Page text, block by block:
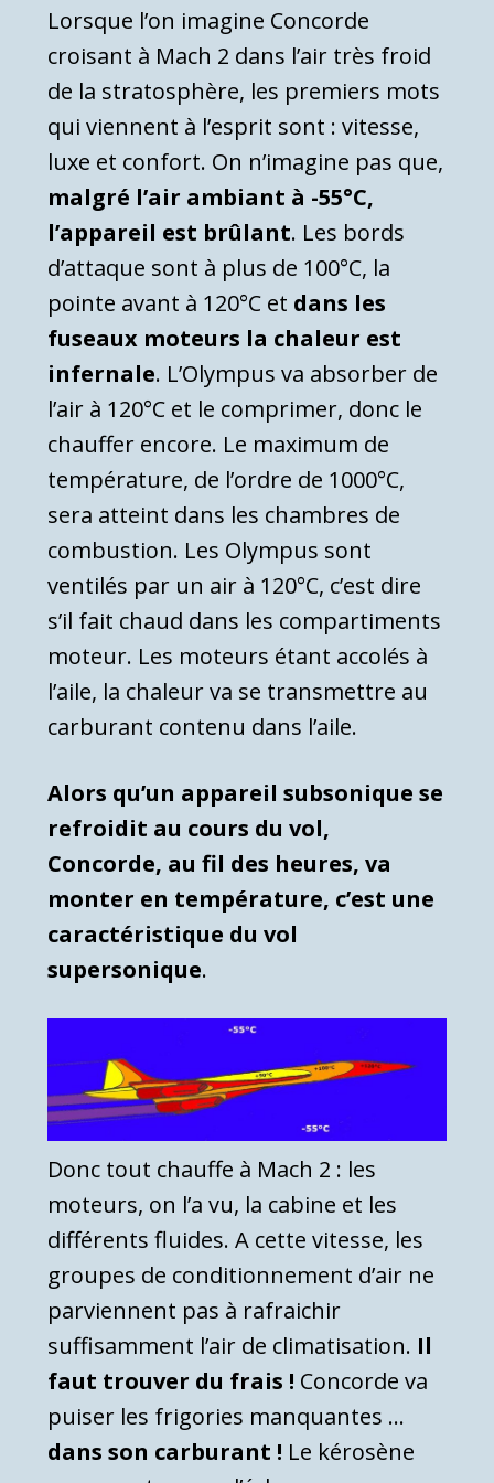
Lorsque l’on imagine Concorde
croisant à Mach 2 dans l’air très froid
de la stratosphère, les premiers mots
qui viennent à l’esprit sont : vitesse,
luxe et confort. On n’imagine pas que,
malgré l’air ambiant à -55°C,
l’appareil est brûlant. Les bords
d’attaque sont à plus de 100°C, la
pointe avant à 120°C et dans les
fuseaux moteurs la chaleur est
infernale. L’Olympus va absorber de
l’air à 120°C et le comprimer, donc le
chauffer encore. Le maximum de
température, de l’ordre de 1000°C,
sera atteint dans les chambres de
combustion. Les Olympus sont
ventilés par un air à 120°C, c’est dire
s’il fait chaud dans les compartiments
moteur. Les moteurs étant accolés à
l’aile, la chaleur va se transmettre au
carburant contenu dans l’aile.
Alors qu’un appareil subsonique se
refroidit au cours du vol,
Concorde, au fil des heures, va
monter en température, c’est une
caractéristique du vol
supersonique.
Donc tout chauffe à Mach 2 : les
moteurs, on l’a vu, la cabine et les
différents fluides. A cette vitesse, les
groupes de conditionnement d’air ne
parviennent pas à rafraichir
suffisamment l’air de climatisation. Il
faut trouver du frais ! Concorde va
puiser les frigories manquantes …
dans son carburant ! Le kérosène